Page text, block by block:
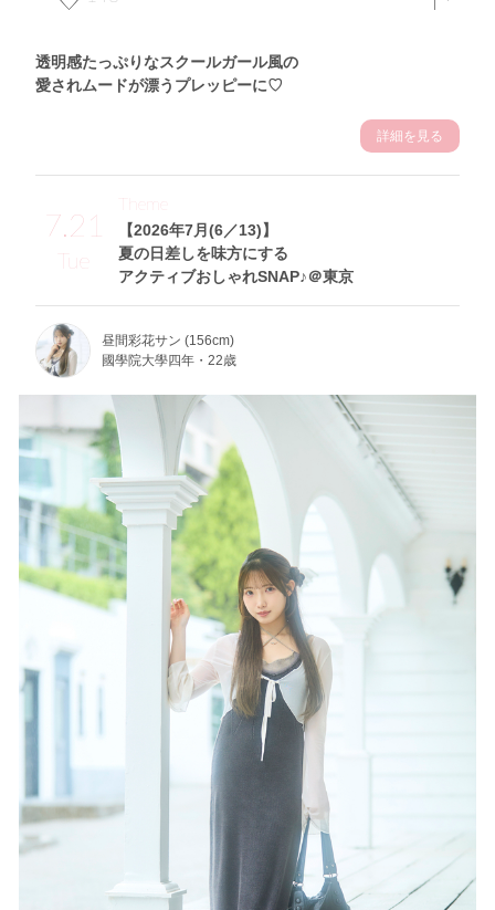
透明感たっぷりなスクールガール風の
愛されムードが漂うプレッピーに♡
詳細を見る
7.21
Tue
【2026年7月(6／13)】
夏の日差しを味方にする
アクティブおしゃれSNAP♪＠東京
Theme
昼間彩花サン (156cm)
國學院大學四年・22歳